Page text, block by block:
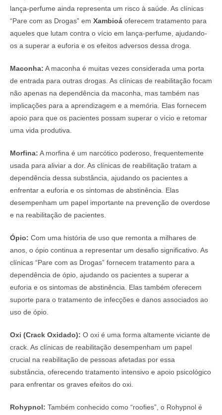
lança-perfume ainda representa um risco à saúde. As clínicas
“Pare com as Drogas” em Xambioá oferecem tratamento para
aqueles que lutam contra o vício em lança-perfume, ajudando-
os a superar a euforia e os efeitos adversos dessa droga.
Maconha: A maconha é muitas vezes considerada uma porta
de entrada para outras drogas. As clínicas de reabilitação focam
não apenas na dependência da maconha, mas também nas
implicações para a aprendizagem e a memória. Elas fornecem
apoio para que os pacientes possam superar o vício e retomar
uma vida produtiva.
Morfina: A morfina é um narcótico poderoso, frequentemente
usada para aliviar a dor. As clínicas de reabilitação tratam a
dependência dessa substância, ajudando os pacientes a
enfrentar a euforia e os sintomas de abstinência. Elas
desempenham um papel importante na prevenção de overdose
e na reabilitação de pacientes.
Ópio: Com uma história de uso que remonta a milhares de
anos, o ópio continua a representar um desafio significativo. As
clínicas “Pare com as Drogas” fornecem tratamento para a
dependência de ópio, ajudando os pacientes a superar a
euforia e os sintomas de abstinência. Elas também oferecem
suporte para o tratamento de infecções e danos associados ao
uso de ópio.
Oxi (Crack Oxidado): O oxi é uma forma altamente viciante de
crack. As clínicas de reabilitação desempenham um papel
crucial na reabilitação de pessoas afetadas por essa
substância, oferecendo tratamento intensivo e apoio psicológico
para enfrentar os graves efeitos do oxi.
Rohypnol: Também conhecido como “roofies”, o Rohypnol é